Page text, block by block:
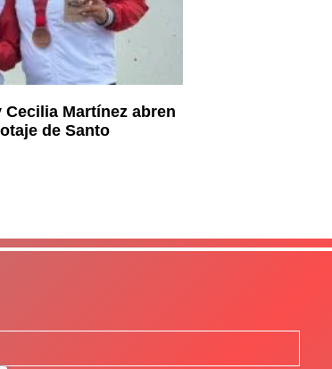
Martínez abren
de Santo